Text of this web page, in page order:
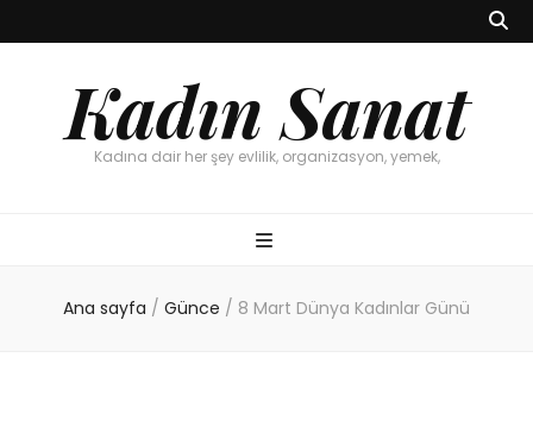
Kadın Sanat
Kadına dair her şey evlilik, organizasyon, yemek,
Ana sayfa / Günce / 8 Mart Dünya Kadınlar Günü